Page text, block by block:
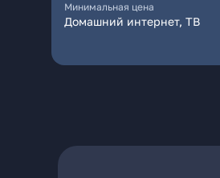
Минимальная цена
Домашний интернет, ТВ